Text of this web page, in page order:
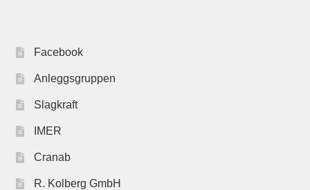
Facebook
Anleggsgruppen
Slagkraft
IMER
Cranab
R. Kolberg GmbH